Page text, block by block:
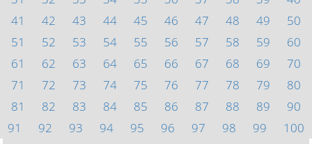
41
42 43 44 45 46 47 48 49
50
51
52 53 54 55 56 57 58 59
60
61
62 63 64 65 66 67 68 69
70
71
72 73 74 75 76 77 78 79
80
81
82 83 84 85 86 87 88 89
90
91
92 93 94 95 96 97 98 99
100